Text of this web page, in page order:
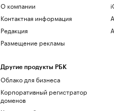
О компании
Контактная информация
Редакция
Размещение рекламы
Другие продукты РБК
Облако для бизнеса
Корпоративный регистратор
доменов